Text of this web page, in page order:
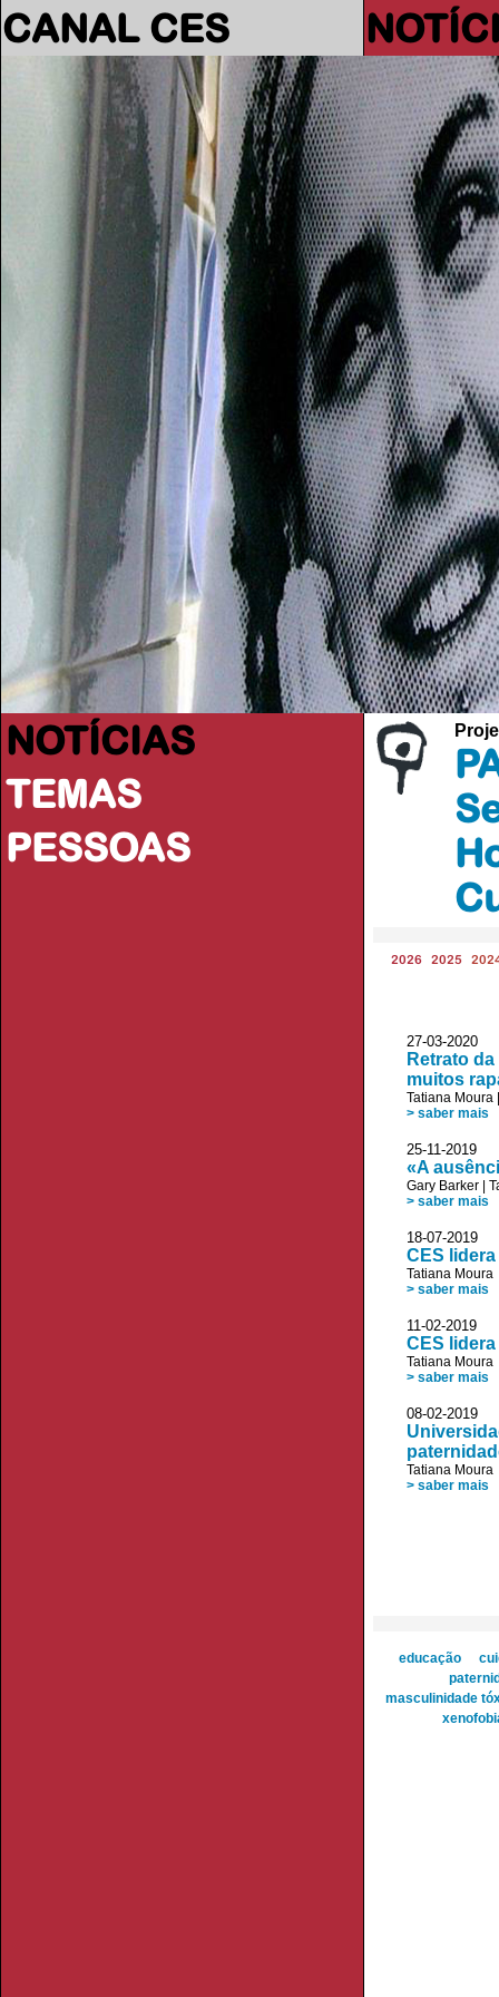
CANAL CES
NOTÍCIAS
TEMAS
PESSOAS
2026 2025
27-03-
Retrato
muitos
Tatiana Moura
> saber mais
25-11-
«A
Gary Barker
> saber mais
18-07-2019
CES
Tatiana Moura
> saber mais
11-02-
CES
Tatiana Moura
> saber mais
08-02-2019
Tatiana Moura
> saber mais
educação
masculinidade